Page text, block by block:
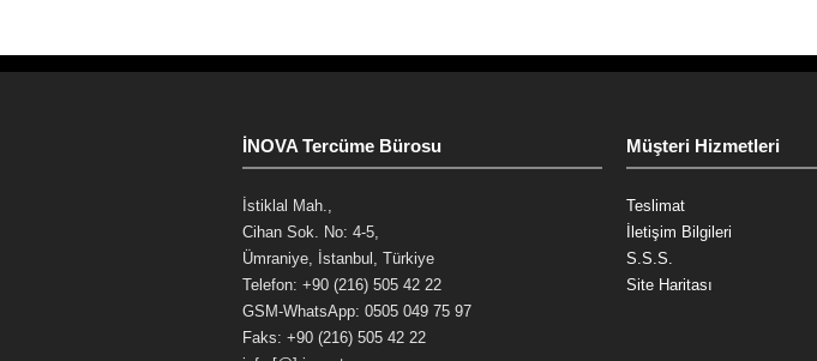
İNOVA Tercüme Bürosu
İstiklal Mah.,
Cihan Sok. No: 4-5,
Ümraniye, İstanbul, Türkiye
Telefon: +90 (216) 505 42 22
GSM-WhatsApp: 0505 049 75 97
Faks: +90 (216) 505 42 22
Müşteri Hizmetleri
Teslimat
İletişim Bilgileri
S.S.S.
Site Haritası